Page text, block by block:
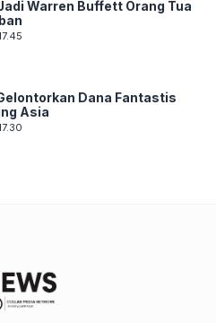
Warren Buffett Orang Tua
Dana Fantastis
Asia